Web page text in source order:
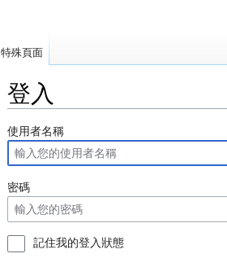
登入
跳
至
導
覽
跳
至
搜
尋
使用者名稱
密碼
記住我的登入狀態
特殊頁面